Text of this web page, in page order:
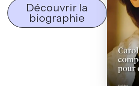
Découvrir la
biographie